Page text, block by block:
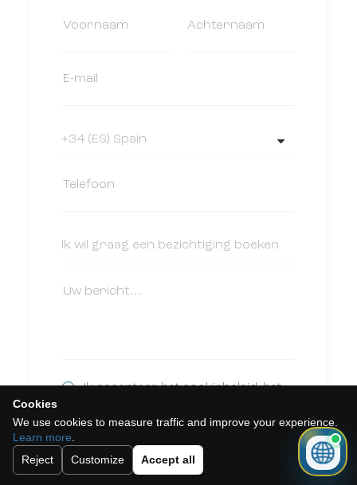
Ik accepteer het cookiebeleid, het
voorwaarden.
Abonneer u op onze nieuwsbrief.
Cookies
We use cookies to measure traffic and improve your experience.
Learn more
Reject
Customize Accept all